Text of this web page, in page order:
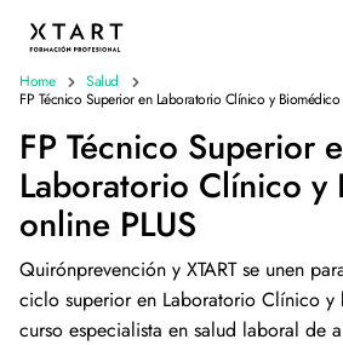
Home
Salud
FP Técnico Superior en Laboratorio Clínico y Biomédico
FP Técnico Superior
Laboratorio Clínico y
online PLUS
Quirónprevención y XTART se unen
ciclo superior en Laboratorio Clínico
curso especialista en salud laboral de